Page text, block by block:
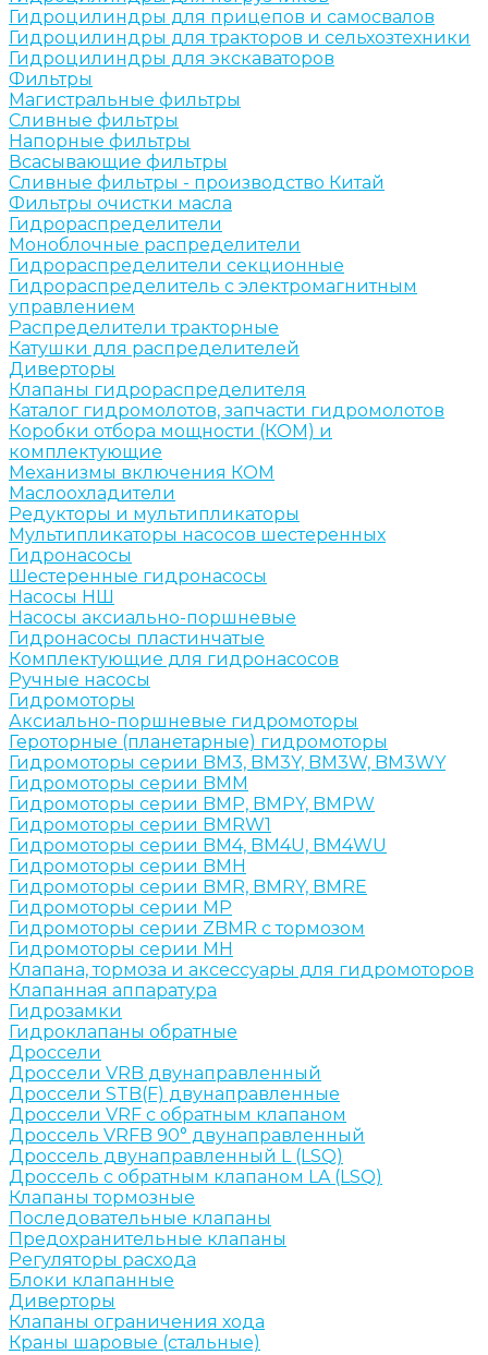
Гидроцилиндры для прицепов и самосвалов
Гидроцилиндры для тракторов и сельхозтехники
Гидроцилиндры для экскаваторов
Фильтры
Магистральные фильтры
Сливные фильтры
Напорные фильтры
Всасывающие фильтры
Сливные фильтры - производство Китай
Фильтры очистки масла
Гидрораспределители
Моноблочные распределители
Гидрораспределители секционные
Гидрораспределитель с электромагнитным
управлением
Распределители тракторные
Катушки для распределителей
Диверторы
Клапаны гидрораспределителя
Каталог гидромолотов, запчасти гидромолотов
Коробки отбора мощности (КОМ) и
комплектующие
Механизмы включения КОМ
Маслоохладители
Редукторы и мультипликаторы
Мультипликаторы насосов шестеренных
Гидронасосы
Шестеренные гидронасосы
Насосы НШ
Насосы аксиально-поршневые
Гидронасосы пластинчатые
Комплектующие для гидронасосов
Ручные насосы
Гидромоторы
Аксиально-поршневые гидромоторы
Героторные (планетарные) гидромоторы
Гидромоторы серии BM3, BM3Y, BM3W, BM3WY
Гидромоторы серии BMM
Гидромоторы серии BMP, BMPY, BMPW
Гидромоторы серии BMRW1
Гидромоторы серии BМ4, BM4U, BМ4WU
Гидромоторы серии BМH
Гидромоторы серии BМR, BMRY, BМRE
Гидромоторы серии MP
Гидромоторы серии ZBMR с тормозом
Гидромоторы серии МH
Клапана, тормоза и аксессуары для гидромоторов
Клапанная аппаратура
Гидрозамки
Гидроклапаны обратные
Дроссели
Дроссели VRB двунаправленный
Дроссели STB(F) двунаправленные
Дроссели VRF с обратным клапаном
Дроссель VRFB 90° двунаправленный
Дроссель двунаправленный L (LSQ)
Дроссель с обратным клапаном LA (LSQ)
Клапаны тормозные
Последовательные клапаны
Предохранительные клапаны
Регуляторы расхода
Блоки клапанные
Диверторы
Клапаны ограничения хода
Краны шаровые (стальные)